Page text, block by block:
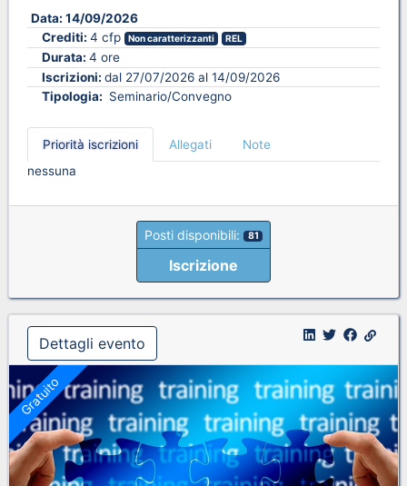
Data: 14/09/2026
Crediti: 4 cfp Non caratterizzanti REL
Durata: 4 ore
Iscrizioni: dal 27/07/2026 al 14/09/2026
Tipologia: Seminario/Convegno
Priorità iscrizioni Allegati
Note
nessuna
Posti disponibili: 81
Iscrizione
Dettagli evento
Gratuito